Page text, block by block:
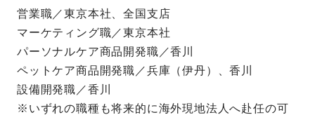
営業職／東京本社、全国支店
マーケティング職／東京本社
パーソナルケア商品開発職／香川
ペットケア商品開発職／兵庫（伊丹）、香川
設備開発職／香川
※いずれの職種も将来的に海外現地法人へ赴任の可